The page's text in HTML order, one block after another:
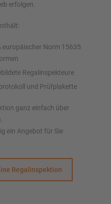
erfolgen.
Norm 15635
Regalinspekteure
und Prüfplakette
ganz einfach über
ein Angebot für Sie
Regalinspektion